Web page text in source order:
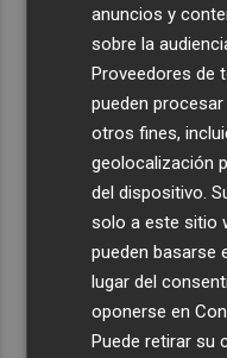
anuncios y
sobre la
Proveedores de
pueden
otros fines,
geolocalización
del dispositivo.
solo a este sitio
pueden basarse
lugar del
oponerse en
Puede retirar su